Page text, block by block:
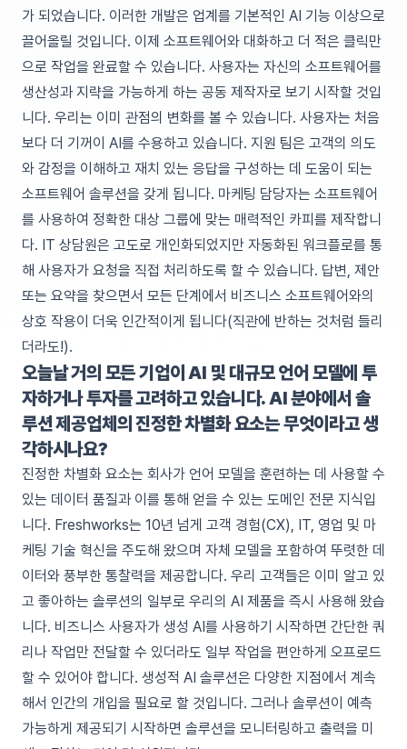
가 되었습니다. 이러한 개발은 업계를 기본적인 AI 기능 이상으로
끌어올릴 것입니다. 이제 소프트웨어와 대화하고 더 적은 클릭만
으로 작업을 완료할 수 있습니다. 사용자는 자신의 소프트웨어를
생산성과 지략을 가능하게 하는 공동 제작자로 보기 시작할 것입
니다. 우리는 이미 관점의 변화를 볼 수 있습니다. 사용자는 처음
보다 더 기꺼이 AI를 수용하고 있습니다. 지원 팀은 고객의 의도
와 감정을 이해하고 재치 있는 응답을 구성하는 데 도움이 되는
소프트웨어 솔루션을 갖게 됩니다. 마케팅 담당자는 소프트웨어
를 사용하여 정확한 대상 그룹에 맞는 매력적인 카피를 제작합니
다. IT 상담원은 고도로 개인화되었지만 자동화된 워크플로를 통
해 사용자가 요청을 직접 처리하도록 할 수 있습니다. 답변, 제안
또는 요약을 찾으면서 모든 단계에서 비즈니스 소프트웨어와의
상호 작용이 더욱 인간적이게 됩니다(직관에 반하는 것처럼 들리
더라도!).
오늘날 거의 모든 기업이 AI 및 대규모 언어 모델에 투
자하거나 투자를 고려하고 있습니다. AI 분야에서 솔
루션 제공업체의 진정한 차별화 요소는 무엇이라고 생
각하시나요?
진정한 차별화 요소는 회사가 언어 모델을 훈련하는 데 사용할 수
있는 데이터 품질과 이를 통해 얻을 수 있는 도메인 전문 지식입
니다. Freshworks는 10년 넘게 고객 경험(CX), IT, 영업 및 마
케팅 기술 혁신을 주도해 왔으며 자체 모델을 포함하여 뚜렷한 데
이터와 풍부한 통찰력을 제공합니다. 우리 고객들은 이미 알고 있
고 좋아하는 솔루션의 일부로 우리의 AI 제품을 즉시 사용해 왔습
니다. 비즈니스 사용자가 생성 AI를 사용하기 시작하면 간단한 쿼
리나 작업만 전달할 수 있더라도 일부 작업을 편안하게 오프로드
할 수 있어야 합니다. 생성적 AI 솔루션은 다양한 지점에서 계속
해서 인간의 개입을 필요로 할 것입니다. 그러나 솔루션이 예측
가능하게 제공되기 시작하면 솔루션을 모니터링하고 출력을 미